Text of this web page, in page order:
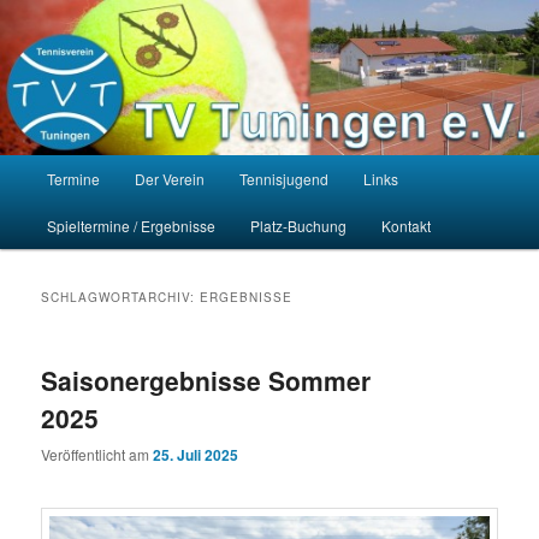
primären
Inhalt
springen
sekundären
Inhalt
springenTV Tuningen e.V.
Homepage des Tennisvereins Tuningen e.V.
Termine Der Verein Tennisjugend Links
Spieltermine / Ergebnisse Platz-Buchung Kontakt
SCHLAGWORTARCHIV: ERGEBNISSE
Saisonergebnisse Sommer
2025
Veröffentlicht am25. Juli 2025